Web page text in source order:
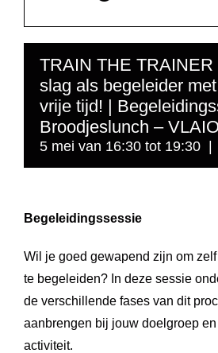
TRAIN THE TRAINER
slag als begeleider
vrije tijd! |
Broodjeslunch – VLAIO
5 mei van 16:30 tot 19:30 |
Begeleidingssessie
Wil je goed gewapend zijn om
te begeleiden? In deze sessie
de verschillende fases van dit
aanbrengen bij jouw doelgroep
activiteit.